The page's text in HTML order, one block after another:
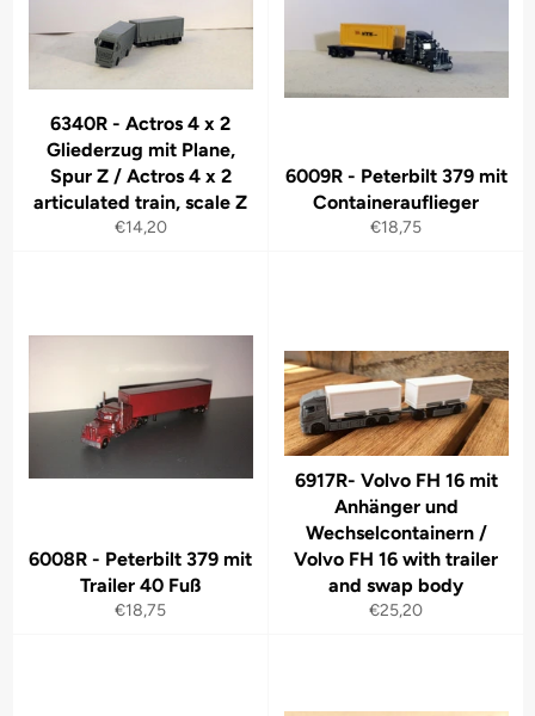
6340R - Actros 4 x 2
Gliederzug mit Plane,
Spur Z / Actros 4 x 2
articulated train, scale Z
Normaler
€14,20
6009R - Peterbilt 379 mit
Containerauflieger
Normaler
€18,75
6008R - Peterbilt 379 mit
Trailer 40 Fuß
Normaler
€18,75
6917R- Volvo FH 16 mit
Anhänger und
Wechselcontainern /
Volvo FH 16 with trailer
and swap body
Normaler
€25,20